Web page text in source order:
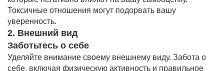
Токсичные отношения могут подорвать вашу
уверенность.
2. Внешний вид
Заботьтесь о себе
Уделяйте внимание своему внешнему виду. Забота о
себе, включая физическую активность и правильное